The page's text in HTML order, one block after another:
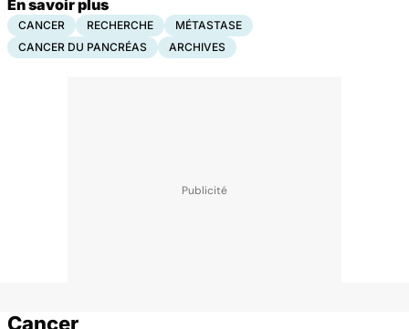
En savoir plus
CANCER RECHERCHE
MÉTASTASE
CANCER DU PANCRÉAS
ARCHIVES
Cancer